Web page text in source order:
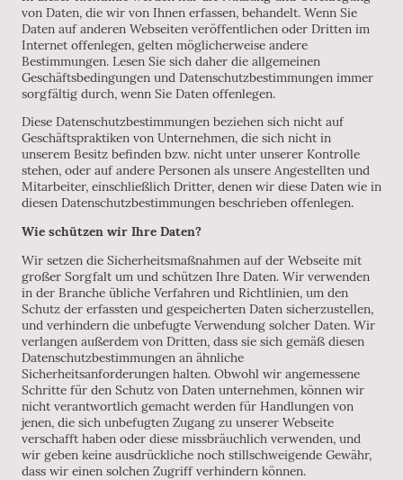
von Daten, die wir von Ihnen erfassen, behandelt. Wenn Sie
Daten auf anderen Webseiten veröffentlichen oder Dritten im
Internet offenlegen, gelten möglicherweise andere
Bestimmungen. Lesen Sie sich daher die allgemeinen
Geschäftsbedingungen und Datenschutzbestimmungen immer
sorgfältig durch, wenn Sie Daten offenlegen.
Diese Datenschutzbestimmungen beziehen sich nicht auf
Geschäftspraktiken von Unternehmen, die sich nicht in
unserem Besitz befinden bzw. nicht unter unserer Kontrolle
stehen, oder auf andere Personen als unsere Angestellten und
Mitarbeiter, einschließlich Dritter, denen wir diese Daten wie in
diesen Datenschutzbestimmungen beschrieben offenlegen.
Wie schützen wir Ihre Daten?
Wir setzen die Sicherheitsmaßnahmen auf der Webseite mit
großer Sorgfalt um und schützen Ihre Daten. Wir verwenden
in der Branche übliche Verfahren und Richtlinien, um den
Schutz der erfassten und gespeicherten Daten sicherzustellen,
und verhindern die unbefugte Verwendung solcher Daten. Wir
verlangen außerdem von Dritten, dass sie sich gemäß diesen
Datenschutzbestimmungen an ähnliche
Sicherheitsanforderungen halten. Obwohl wir angemessene
Schritte für den Schutz von Daten unternehmen, können wir
nicht verantwortlich gemacht werden für Handlungen von
jenen, die sich unbefugten Zugang zu unserer Webseite
verschafft haben oder diese missbräuchlich verwenden, und
wir geben keine ausdrückliche noch stillschweigende Gewähr,
dass wir einen solchen Zugriff verhindern können.